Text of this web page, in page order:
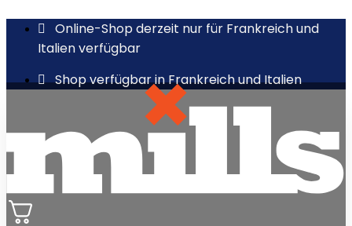
Online-Shop derzeit nur für Frankreich und
Italien verfügbar
Shop verfügbar in Frankreich und Italien